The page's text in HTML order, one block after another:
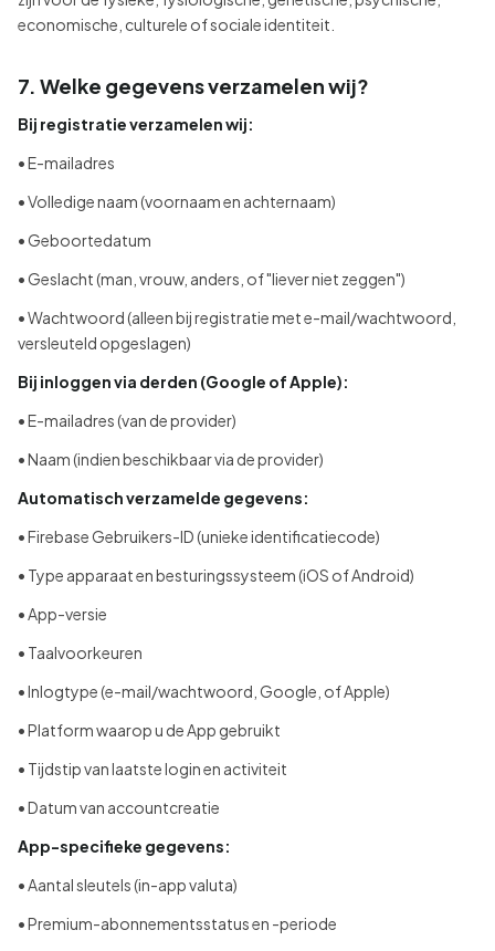
economische, culturele of sociale identiteit.
7. Welke gegevens verzamelen wij?
Bij registratie verzamelen wij:
• E-mailadres
• Volledige naam (voornaam en achternaam)
• Geboortedatum
• Geslacht (man, vrouw, anders, of "liever niet zeggen")
• Wachtwoord (alleen bij registratie met e-mail/wachtwoord,
versleuteld opgeslagen)
Bij inloggen via derden (Google of Apple):
• E-mailadres (van de provider)
• Naam (indien beschikbaar via de provider)
Automatisch verzamelde gegevens:
• Firebase Gebruikers-ID (unieke identificatiecode)
• Type apparaat en besturingssysteem (iOS of Android)
• App-versie
• Taalvoorkeuren
• Inlogtype (e-mail/wachtwoord, Google, of Apple)
• Platform waarop u de App gebruikt
• Tijdstip van laatste login en activiteit
• Datum van accountcreatie
App-specifieke gegevens:
• Aantal sleutels (in-app valuta)
• Premium-abonnementsstatus en -periode